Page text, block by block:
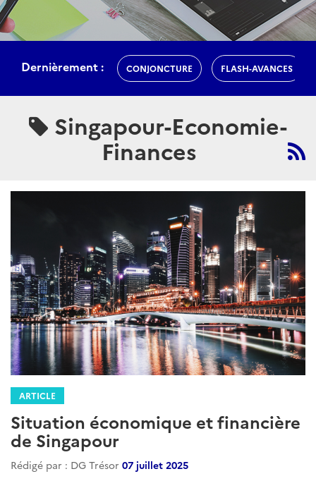
Dernièrement : CONJONCTURE FLASH-AVANCES
Singapour-Economie-
Finances
ARTICLE
Situation économique et financière
de Singapour
Rédigé par : DG Trésor 07 juillet 2025